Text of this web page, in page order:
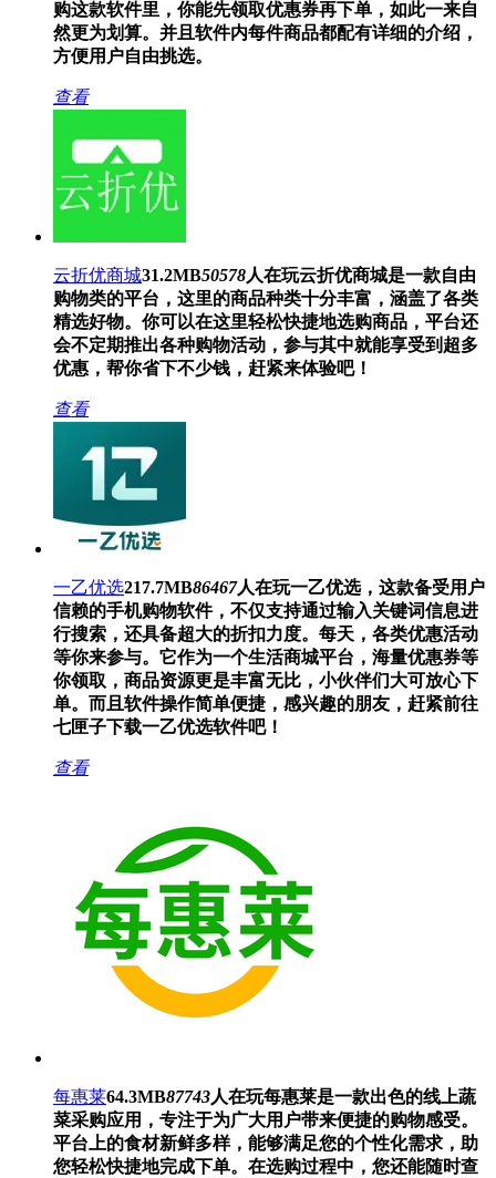
购这款软件里，你能先领取优惠券再下单，如此一来自
然更为划算。并且软件内每件商品都配有详细的介绍，
方便用户自由挑选。
查看
云折优商城31.2MB50578人在玩云折优商城是一款自由
购物类的平台，这里的商品种类十分丰富，涵盖了各类
精选好物。你可以在这里轻松快捷地选购商品，平台还
会不定期推出各种购物活动，参与其中就能享受到超多
优惠，帮你省下不少钱，赶紧来体验吧！
查看
一乙优选217.7MB86467人在玩一乙优选，这款备受用户
信赖的手机购物软件，不仅支持通过输入关键词信息进
行搜索，还具备超大的折扣力度。每天，各类优惠活动
等你来参与。它作为一个生活商城平台，海量优惠券等
你领取，商品资源更是丰富无比，小伙伴们大可放心下
单。而且软件操作简单便捷，感兴趣的朋友，赶紧前往
七匣子下载一乙优选软件吧！
查看
每惠莱64.3MB87743人在玩每惠莱是一款出色的线上蔬
菜采购应用，专注于为广大用户带来便捷的购物感受。
平台上的食材新鲜多样，能够满足您的个性化需求，助
您轻松快捷地完成下单。在选购过程中，您还能随时查